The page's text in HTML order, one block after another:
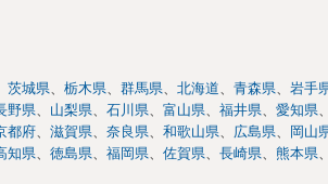
茨城県 栃木県 群馬県 北海道 青森県 岩手
野県 山梨県 石川県 富山県 福井県 愛知県
都府 滋賀県 奈良県 和歌山県 広島県 岡山
知県 徳島県 福岡県 佐賀県 長崎県 熊本県